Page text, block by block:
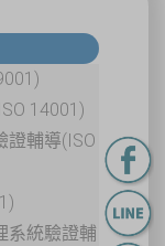
14001)
證輔導(ISO
系統驗證輔